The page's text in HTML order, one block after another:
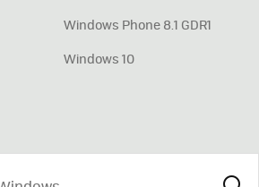
Windows Phone 8.1 GDR1
Windows 10